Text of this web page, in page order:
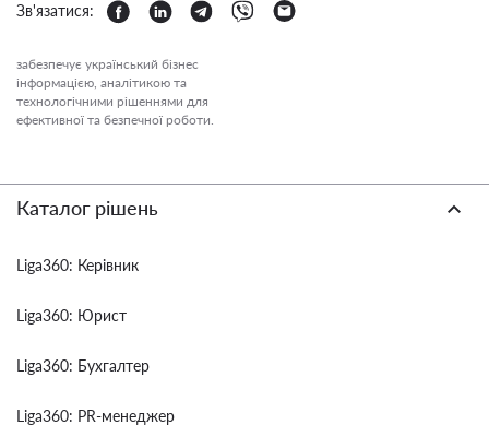
Зв'язатися:
забезпечує український бізнес
інформацією, аналітикою та
технологічними рішеннями для
ефективної та безпечної роботи.
Каталог рішень
Liga360: Керівник
Liga360: Юрист
Liga360: Бухгалтер
Liga360: PR-менеджер